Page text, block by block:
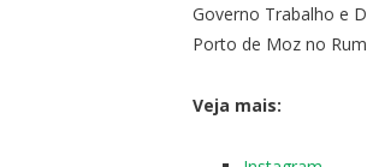
Governo Trabalho e
Porto de Moz no
Veja mais: